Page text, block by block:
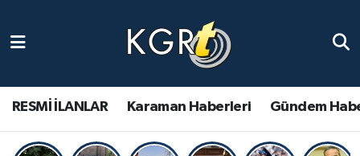
RESMİ İLANLAR Karaman Haberleri Gündem
Gündem Haberleri
Güncel Haberler